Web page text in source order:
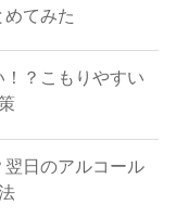
てみた
？こもりやすい
日のアルコール